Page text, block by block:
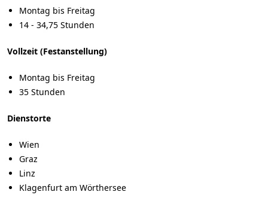
Montag bis Freitag
14 - 34,75 Stunden
Vollzeit (Festanstellung)
Montag bis Freitag
35 Stunden
Dienstorte
Wien
Graz
Linz
Klagenfurt am Wörthersee